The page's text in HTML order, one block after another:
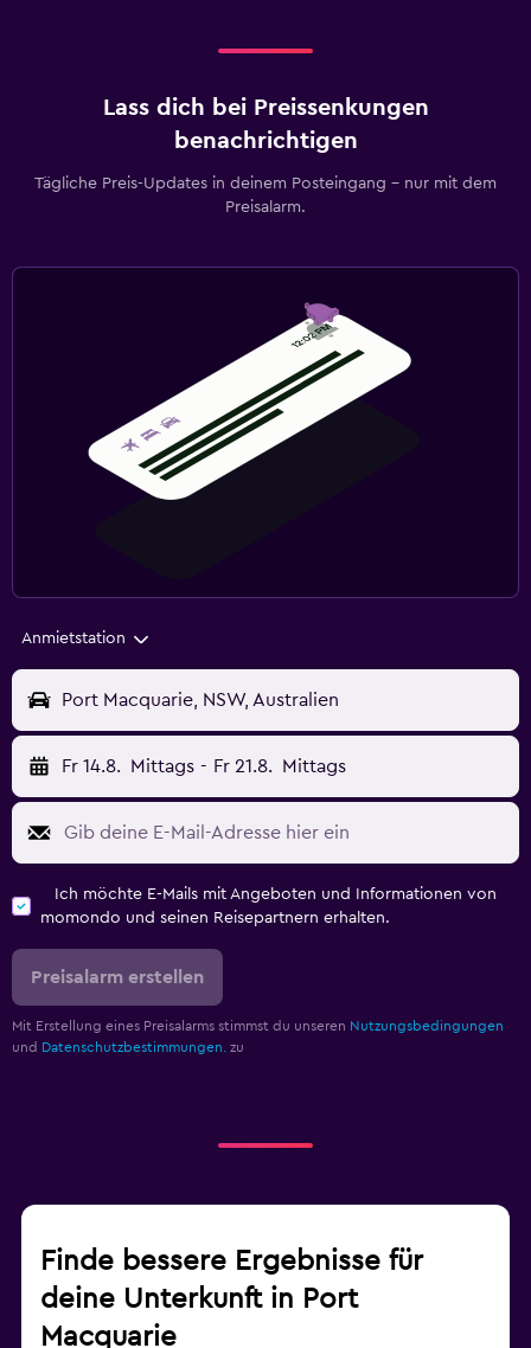
Lass dich bei Preissenkungen
benachrichtigen
Tägliche Preis-Updates in deinem Posteingang – nur mit dem
Preisalarm.
Anmietstation
Port Macquarie, NSW, Australien
Fr 14.8. Mittags - Fr 21.8. Mittags
Ich möchte E-Mails mit Angeboten und Informationen von
momondo und seinen Reisepartnern erhalten.
Preisalarm erstellen
Mit Erstellung eines Preisalarms stimmst du unseren Nutzungsbedingungen
und Datenschutzbestimmungen. zu
Finde bessere Ergebnisse für
deine Unterkunft in Port
Macquarie